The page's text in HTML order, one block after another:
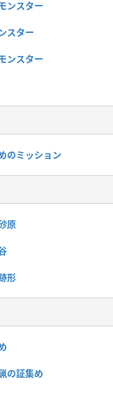
ンスター
スター
ンスター
のミッション
原
形
の証集め